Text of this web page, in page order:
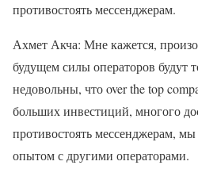
противостоять мессенджерам.
Ахмет Акча: Мне кажется,
будущем силы операторов будут
недовольны, что over the top
больших инвестиций, многого
противостоять мессенджерам,
опытом с другими операторами.